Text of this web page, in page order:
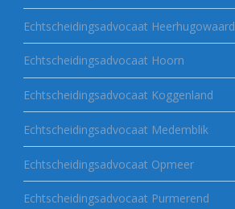
Echtscheidingsadvocaat Heerhugowaard
Echtscheidingsadvocaat Hoorn
Echtscheidingsadvocaat Koggenland
Echtscheidingsadvocaat Medemblik
Echtscheidingsadvocaat Opmeer
Echtscheidingsadvocaat Purmerend